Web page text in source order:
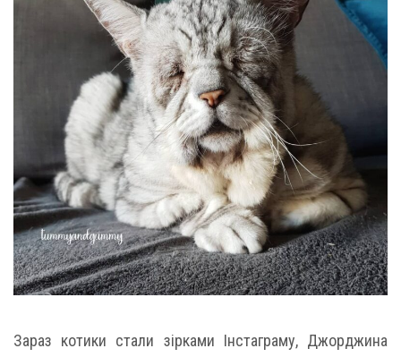
Зараз котики стали зірками Інстаграму, Джорджина